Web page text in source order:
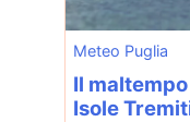
Meteo Puglia
Il
Isole